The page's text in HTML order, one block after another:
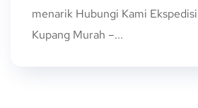
menarik Hubungi Kami
Kupang Murah –...